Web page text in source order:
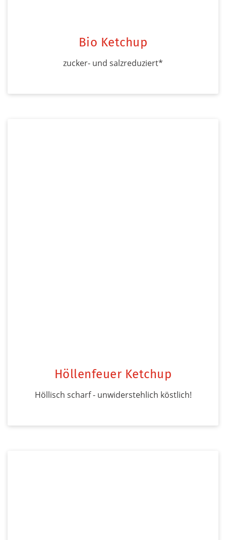
Bio Ketchup
zucker- und salzreduziert*
Höllenfeuer Ketchup
Höllisch scharf - unwiderstehlich köstlich!